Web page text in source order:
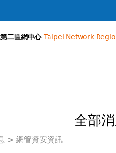
二區網中心 Taipei Network
全部
> 網管資安資訊